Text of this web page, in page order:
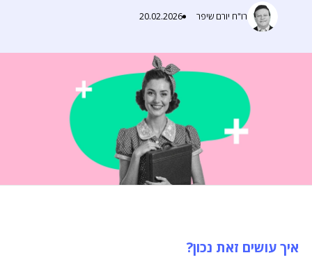
רו"ח יורם שיפר 20.02.2026
איך עושים זאת נכון?